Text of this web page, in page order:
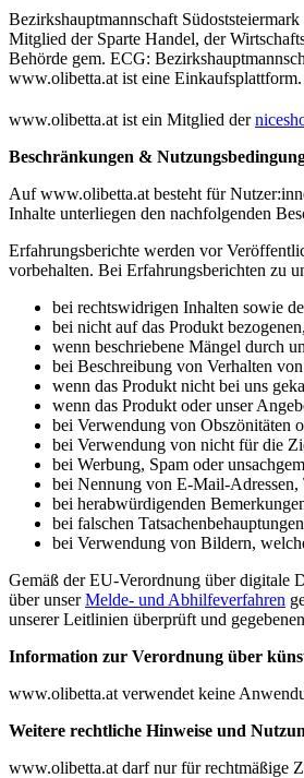
Bezirkshauptmannschaft Südoststeiermark
Mitglied der Sparte Handel, der
Behörde gem. ECG:
www.olibetta.at ist eine Einkaufsplattform.
www.olibetta.at ist ein Mitglied der
Beschränkungen &
Auf www.olibetta.at besteht für
Inhalte unterliegen den nachfolgenden
Erfahrungsberichte werden vor
vorbehalten. Bei Erfahrungsberichten zu
bei rechtswidrigen Inhalten sowie
bei nicht auf das Produkt
wenn beschriebene Mängel durch
bei Beschreibung von Verhalten
wenn das Produkt nicht bei uns
wenn das Produkt oder unser
bei Verwendung von Obszönitäten
bei Verwendung von nicht für die
bei Werbung, Spam oder
bei Nennung von E-Mail-Adressen,
bei herabwürdigenden
bei falschen
bei Verwendung von Bildern,
Gemäß der EU-Verordnung über digitale
über unserMelde- und Abhilfeverfahren
unserer Leitlinien überprüft und
Information zur Verordnung über
www.olibetta.at verwendet keine
Weitere rechtliche Hinweise und
www.olibetta.at darf nur für rechtmäßige